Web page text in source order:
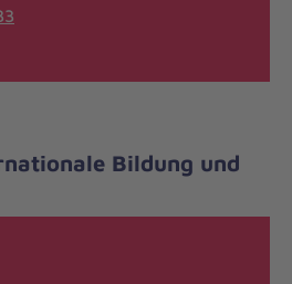
Bildung und